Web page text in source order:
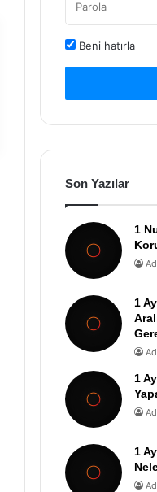
Beni hatırla
Son Yazılar
1
1
1
1